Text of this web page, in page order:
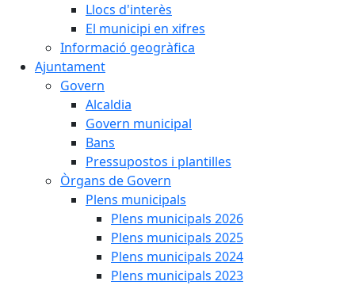
Llocs d'interès
El municipi en xifres
Informació geogràfica
Ajuntament
Govern
Alcaldia
Govern municipal
Bans
Pressupostos i plantilles
Òrgans de Govern
Plens municipals
Plens municipals 2026
Plens municipals 2025
Plens municipals 2024
Plens municipals 2023